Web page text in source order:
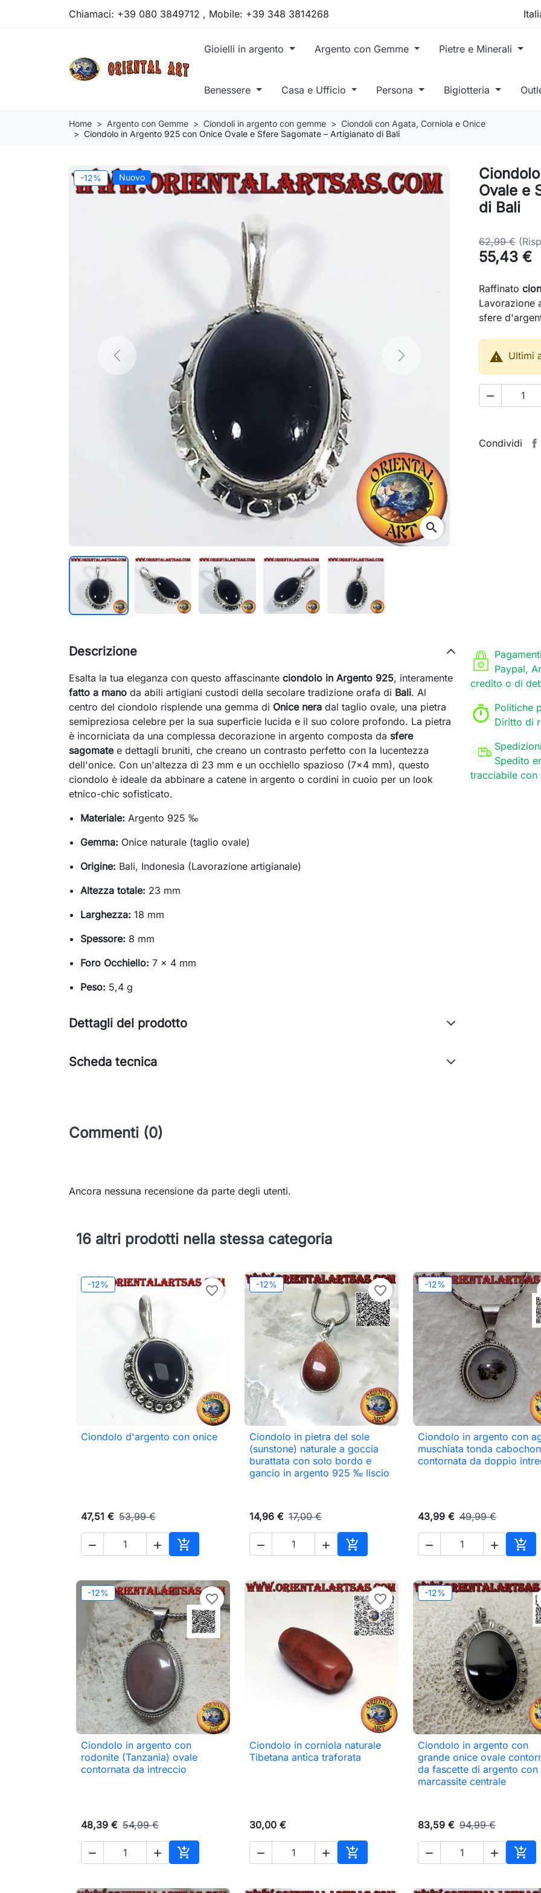
Chiamaci: +39 080 3849712 , Mobile: +39 348 3814268
Gioielli in argento Argento con Gemme Pietre e Minerali
Benessere Casa e Ufficio Persona Bigiotteria
Home Argento con Gemme Ciondoli in argento con gemme
Ciondoli con Agata, Corniola e Onice
Ciondolo in Argento 925 con Onice Ovale e Sfere Sagomate – Artigianato di Bali
-12% Nuovo
Previous Next
search
Ovale e
di Bali
62,99 €
55,43 €
Raffinato
Lavorazione
sfere
 Ultimi

Condividi
Paypal,
credito o di
Politiche
Diritto di
Spedizioni
Spedito
tracciabile con
Descrizione
Esalta la tua eleganza con questo affascinante ciondolo in Argento 925, interamente
fatto a mano da abili artigiani custodi della secolare tradizione orafa di Bali. Al
centro del ciondolo risplende una gemma di Onice nera dal taglio ovale, una pietra
semipreziosa celebre per la sua superficie lucida e il suo colore profondo. La pietra
è incorniciata da una complessa decorazione in argento composta da sfere
sagomatee dettagli bruniti, che creano un contrasto perfetto con la lucentezza
dell'onice. Con un'altezza di 23 mm e un occhiello spazioso (7x4 mm), questo
ciondolo è ideale da abbinare a catene in argento o cordini in cuoio per un look
etnico-chic sofisticato.
Materiale: Argento 925 ‰
Gemma: Onice naturale (taglio ovale)
Origine: Bali, Indonesia (Lavorazione artigianale)
Altezza totale: 23 mm
Larghezza: 18 mm
Spessore: 8 mm
Foro Occhiello: 7 x 4 mm
Peso: 5,4 g
Dettagli del prodotto
Scheda tecnica
Commenti (0)
Ancora nessuna recensione da parte degli utenti.
16 altri prodotti nella stessa categoria
-12% favorite_border
 Anteprima
Ciondolo d'argento con onice
47,51 € 53,99 €
  
Aggiungi al carrello
-12% favorite_border
 Anteprima
Ciondolo in pietra del sole
(sunstone) naturale a goccia
burattata con solo bordo e
gancio in argento 925 ‰ liscio
14,96 € 17,00 €
  
Aggiungi al carrello
-12%
 Anteprima
Ciondolo in argento con
muschiata tonda cabochon
contornata da doppio
43,99 € 49,99 €
  
-12% favorite_border
 Anteprima
Ciondolo in argento con
rodonite (Tanzania) ovale
contornata da intreccio
48,39 € 54,99 €
  
Aggiungi al carrello
favorite_border
 Anteprima
Ciondolo in corniola naturale
Tibetana antica traforata
30,00 €
  
Aggiungi al carrello
-12%
 Anteprima
Ciondolo in argento con
grande onice ovale
da fascette di argento con
marcassite centrale
83,59 € 94,99 €
  